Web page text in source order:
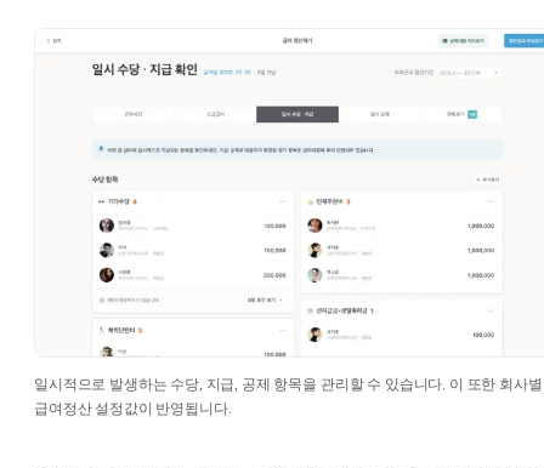
일시적으로 발생하는 수당, 지급, 공제 항목을 관리할 수 있습니다. 이 또한 회사별
급여정산 설정값이 반영됩니다.